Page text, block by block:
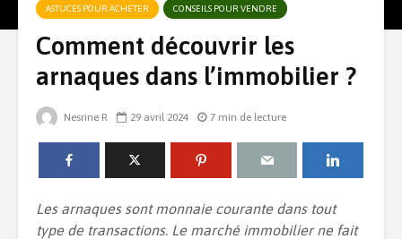
ASTUCES POUR ACHETER CONSEILS POUR VENDRE
Comment découvrir les
arnaques dans l’immobilier ?
Nesrine R 29 avril 2024 7 min de lecture
Les arnaques sont monnaie courante dans tout
type de transactions. Le marché immobilier ne fait
Installer une piscine
bien gérer ce projet